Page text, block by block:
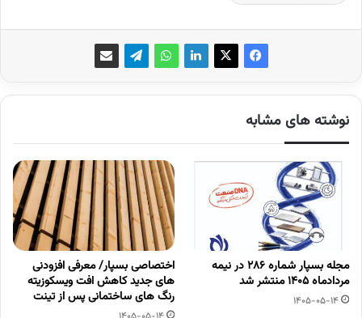
نوشته های مشابه
مجله بسپار شماره 286 در نیمه
مردادماه 1405 منتشر شد
1405-05-14
اختصاصی بسپار/ معرفی افزودنی
های جدید کاهش افت ویسکوزیته
رنگ های ساختمانی پس از تینت